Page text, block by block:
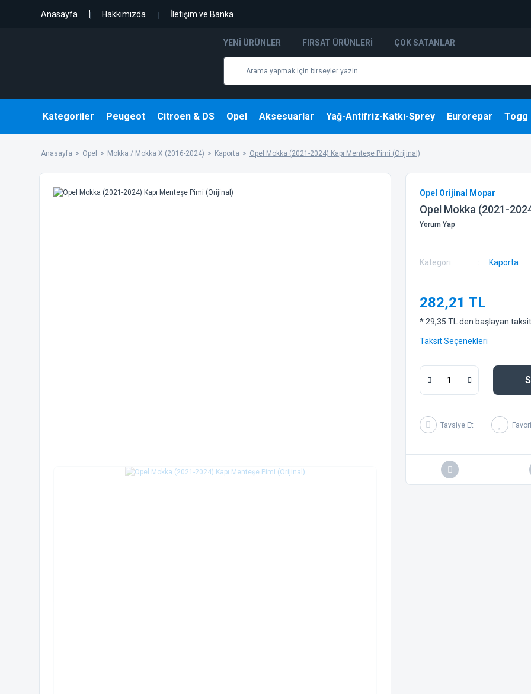
Anasayfa Hakkımızda İletişim ve Banka
YENI ÜRÜNLER FIRSAT ÜRÜNLERI ÇOK SATANLAR
Kategoriler Peugeot Citroen & DS Opel Aksesuarlar Yağ-Antifriz-Katkı-Sprey Eurorepar Togg
Anasayfa Opel Mokka / Mokka X (2016-2024) Kaporta Opel Mokka (2021-2024) Kapı Menteşe Pimi (Orijinal)
Opel Orijinal Mopar
Opel Mokka (2021-
Yorum Yap
Kategori Kaporta
282,21 TL
* 29,35 TL den başlayan
Taksit Seçenekleri
Tavsiye Et